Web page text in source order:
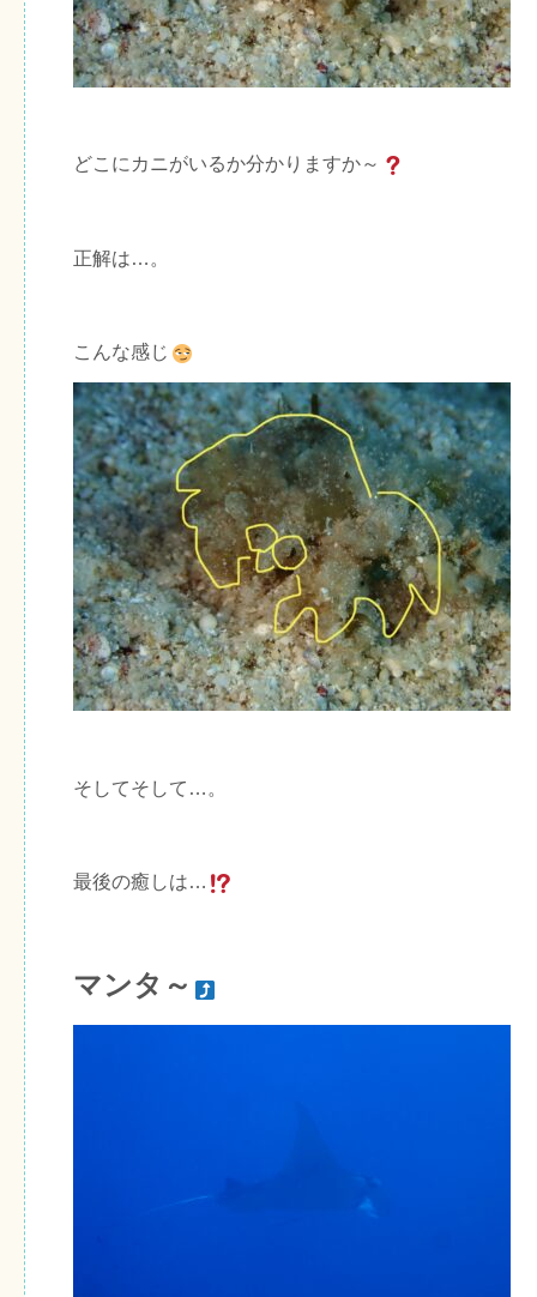
どこにカニがいるか分かりますか～
正解は…。
こんな感じ
そしてそして…。
最後の癒しは…
マンタ～